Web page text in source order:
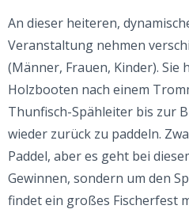
An dieser heiteren,
Veranstaltung nehmen
(Männer, Frauen, Kinder). Sie
Holzbooten nach einem
Thunfisch-Spähleiter bis zur
wieder zurück zu paddeln.
Paddel, aber es geht bei
Gewinnen, sondern um den
findet ein großes Fischerfest